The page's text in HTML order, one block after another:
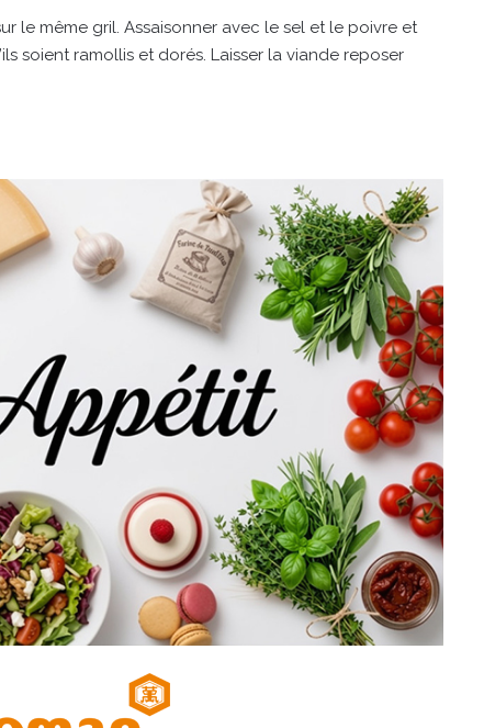
le même gril. Assaisonner avec le sel et le poivre et
soient ramollis et dorés. Laisser la viande reposer